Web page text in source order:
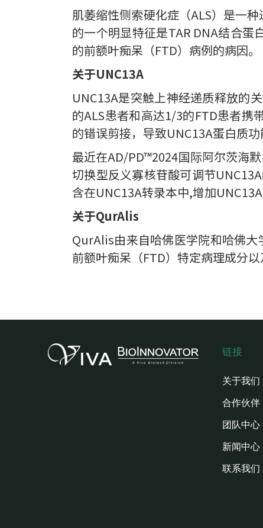
肌萎缩性侧索硬化症（ALS）是一
的一个明显特征是TAR DNA结合蛋
的前额叶痴呆（FTD）病例的病因。
关于UNC13A
UNC13A是突触上神经递质释放的
的ALS患者和高达1/3的FTD患者携
的错误剪接，导致UNC13A蛋白质功
最近在AD/PD™2024国际阿尔茨海
切换型反义寡核苷酸可调节
含在UNC13A转录本中,增加
关于QurAlis
QurAlis由来自哈佛医学院和哈佛大
前额叶痴呆（FTD）特定病理成分
链接
关于我们
合作伙伴
团队中心
新闻中心
联系我们